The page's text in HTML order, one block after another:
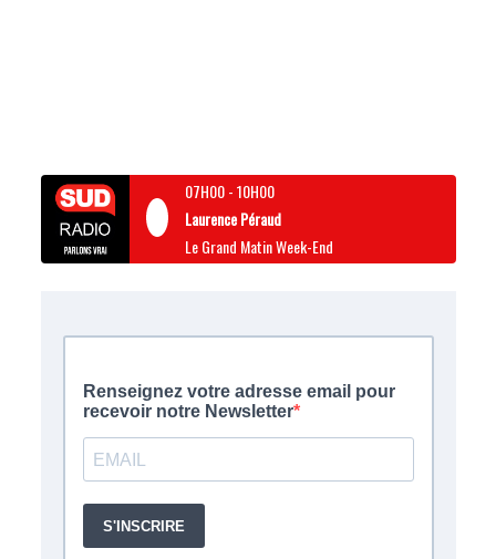
07H00-10H00
Laurence Péraud
Le Grand Matin Week-End